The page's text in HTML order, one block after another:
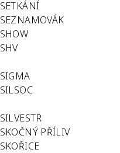
SETKÁNÍ
SEZNAMOVÁK
SHOW
SHV
SIGMA
SILSOC
SILVESTR
SKOČNÝ PŘÍLIV
SKOŘICE